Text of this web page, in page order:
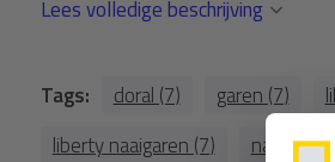
Lees volledige beschrijving
Tags: doral (7) garen (7)
liberty naaigaren (7)
naaigaren